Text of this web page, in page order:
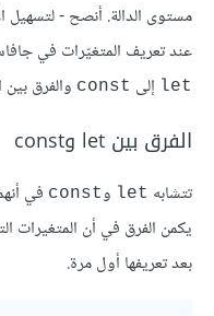
مستوى الدالة. أنصح - لتسهيل
عند تعريف المتغيّرات في
let إلى const والفرق بين
الفرق بين let وconst
تتشابه let وconst في
يكمن الفرق في أن المتغيرات
بعد تعريفها أول مرة.